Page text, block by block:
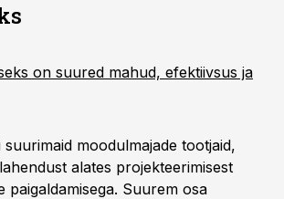
on suured mahud, efektiivsus ja
moodulmajade tootjaid,
alates projekteerimisest
paigaldamisega. Suurem osa